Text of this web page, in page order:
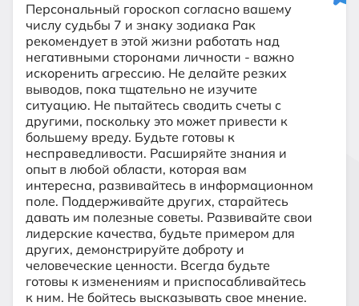
Персональный гороскоп согласно вашему
числу судьбы 7 и знаку зодиака Рак
рекомендует в этой жизни работать над
негативными сторонами личности - важно
искоренить агрессию. Не делайте резких
выводов, пока тщательно не изучите
ситуацию. Не пытайтесь сводить счеты с
другими, поскольку это может привести к
большему вреду. Будьте готовы к
несправедливости. Расширяйте знания и
опыт в любой области, которая вам
интересна, развивайтесь в информационном
поле. Поддерживайте других, старайтесь
давать им полезные советы. Развивайте свои
лидерские качества, будьте примером для
других, демонстрируйте доброту и
человеческие ценности. Всегда будьте
готовы к изменениям и приспосабливайтесь
к ним. Не бойтесь высказывать свое мнение.